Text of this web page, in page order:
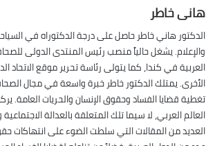
هانى خاطر
الدكتور هاني خاطر حاصل على درجة الدكتوراه في
والإعلام. يشغل حالياً منصب رئيس المنتدى الدولى
العربية في كندا، كما يتولى رئاسة تحرير موقع الاتحاد
الأخرى. يمتلك الدكتور خاطر خبرة واسعة في مجال
تغطية قضايا الفساد وحقوق الإنسان والحريات العامة.
العالم العربي، لا سيما تلك المتعلقة بالعدالة
العديد من المقالات التي سلطت الضوء على انتهاكات